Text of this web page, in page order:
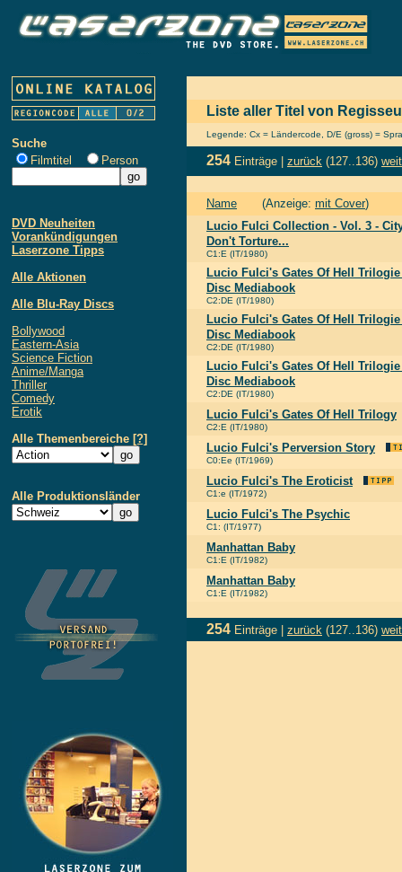
Suche
Filmtitel
Person
DVD Neuheiten
Vorankündigungen
Laserzone Tipps
Alle Aktionen
Alle Blu-Ray Discs
Bollywood
Eastern-Asia
Science Fiction
Anime/Manga
Thriller
Comedy
Erotik
Alle Themenbereiche [?]
Alle Produktionsländer
Liste aller Titel von
Legende: Cx = Ländercode, D/E (gross) =
254 Einträge | zurück (127..136)
Name (Anzeige: mit Cover)
Lucio Fulci Collection - Vol. 3 -
Don't Torture...
C1:E (IT/1980)
Lucio Fulci's Gates Of Hell
Disc Mediabook
C2:DE (IT/1980)
Lucio Fulci's Gates Of Hell
Disc Mediabook
C2:DE (IT/1980)
Lucio Fulci's Gates Of Hell
Disc Mediabook
C2:DE (IT/1980)
Lucio Fulci's Gates Of Hell Trilogy
C2:E (IT/1980)
Lucio Fulci's Perversion Story
C0:Ee (IT/1969)
Lucio Fulci's The Eroticist
C1:e (IT/1972)
Lucio Fulci's The Psychic
C1: (IT/1977)
Manhattan Baby
C1:E (IT/1982)
Manhattan Baby
C1:E (IT/1982)
254 Einträge | zurück (127..136)